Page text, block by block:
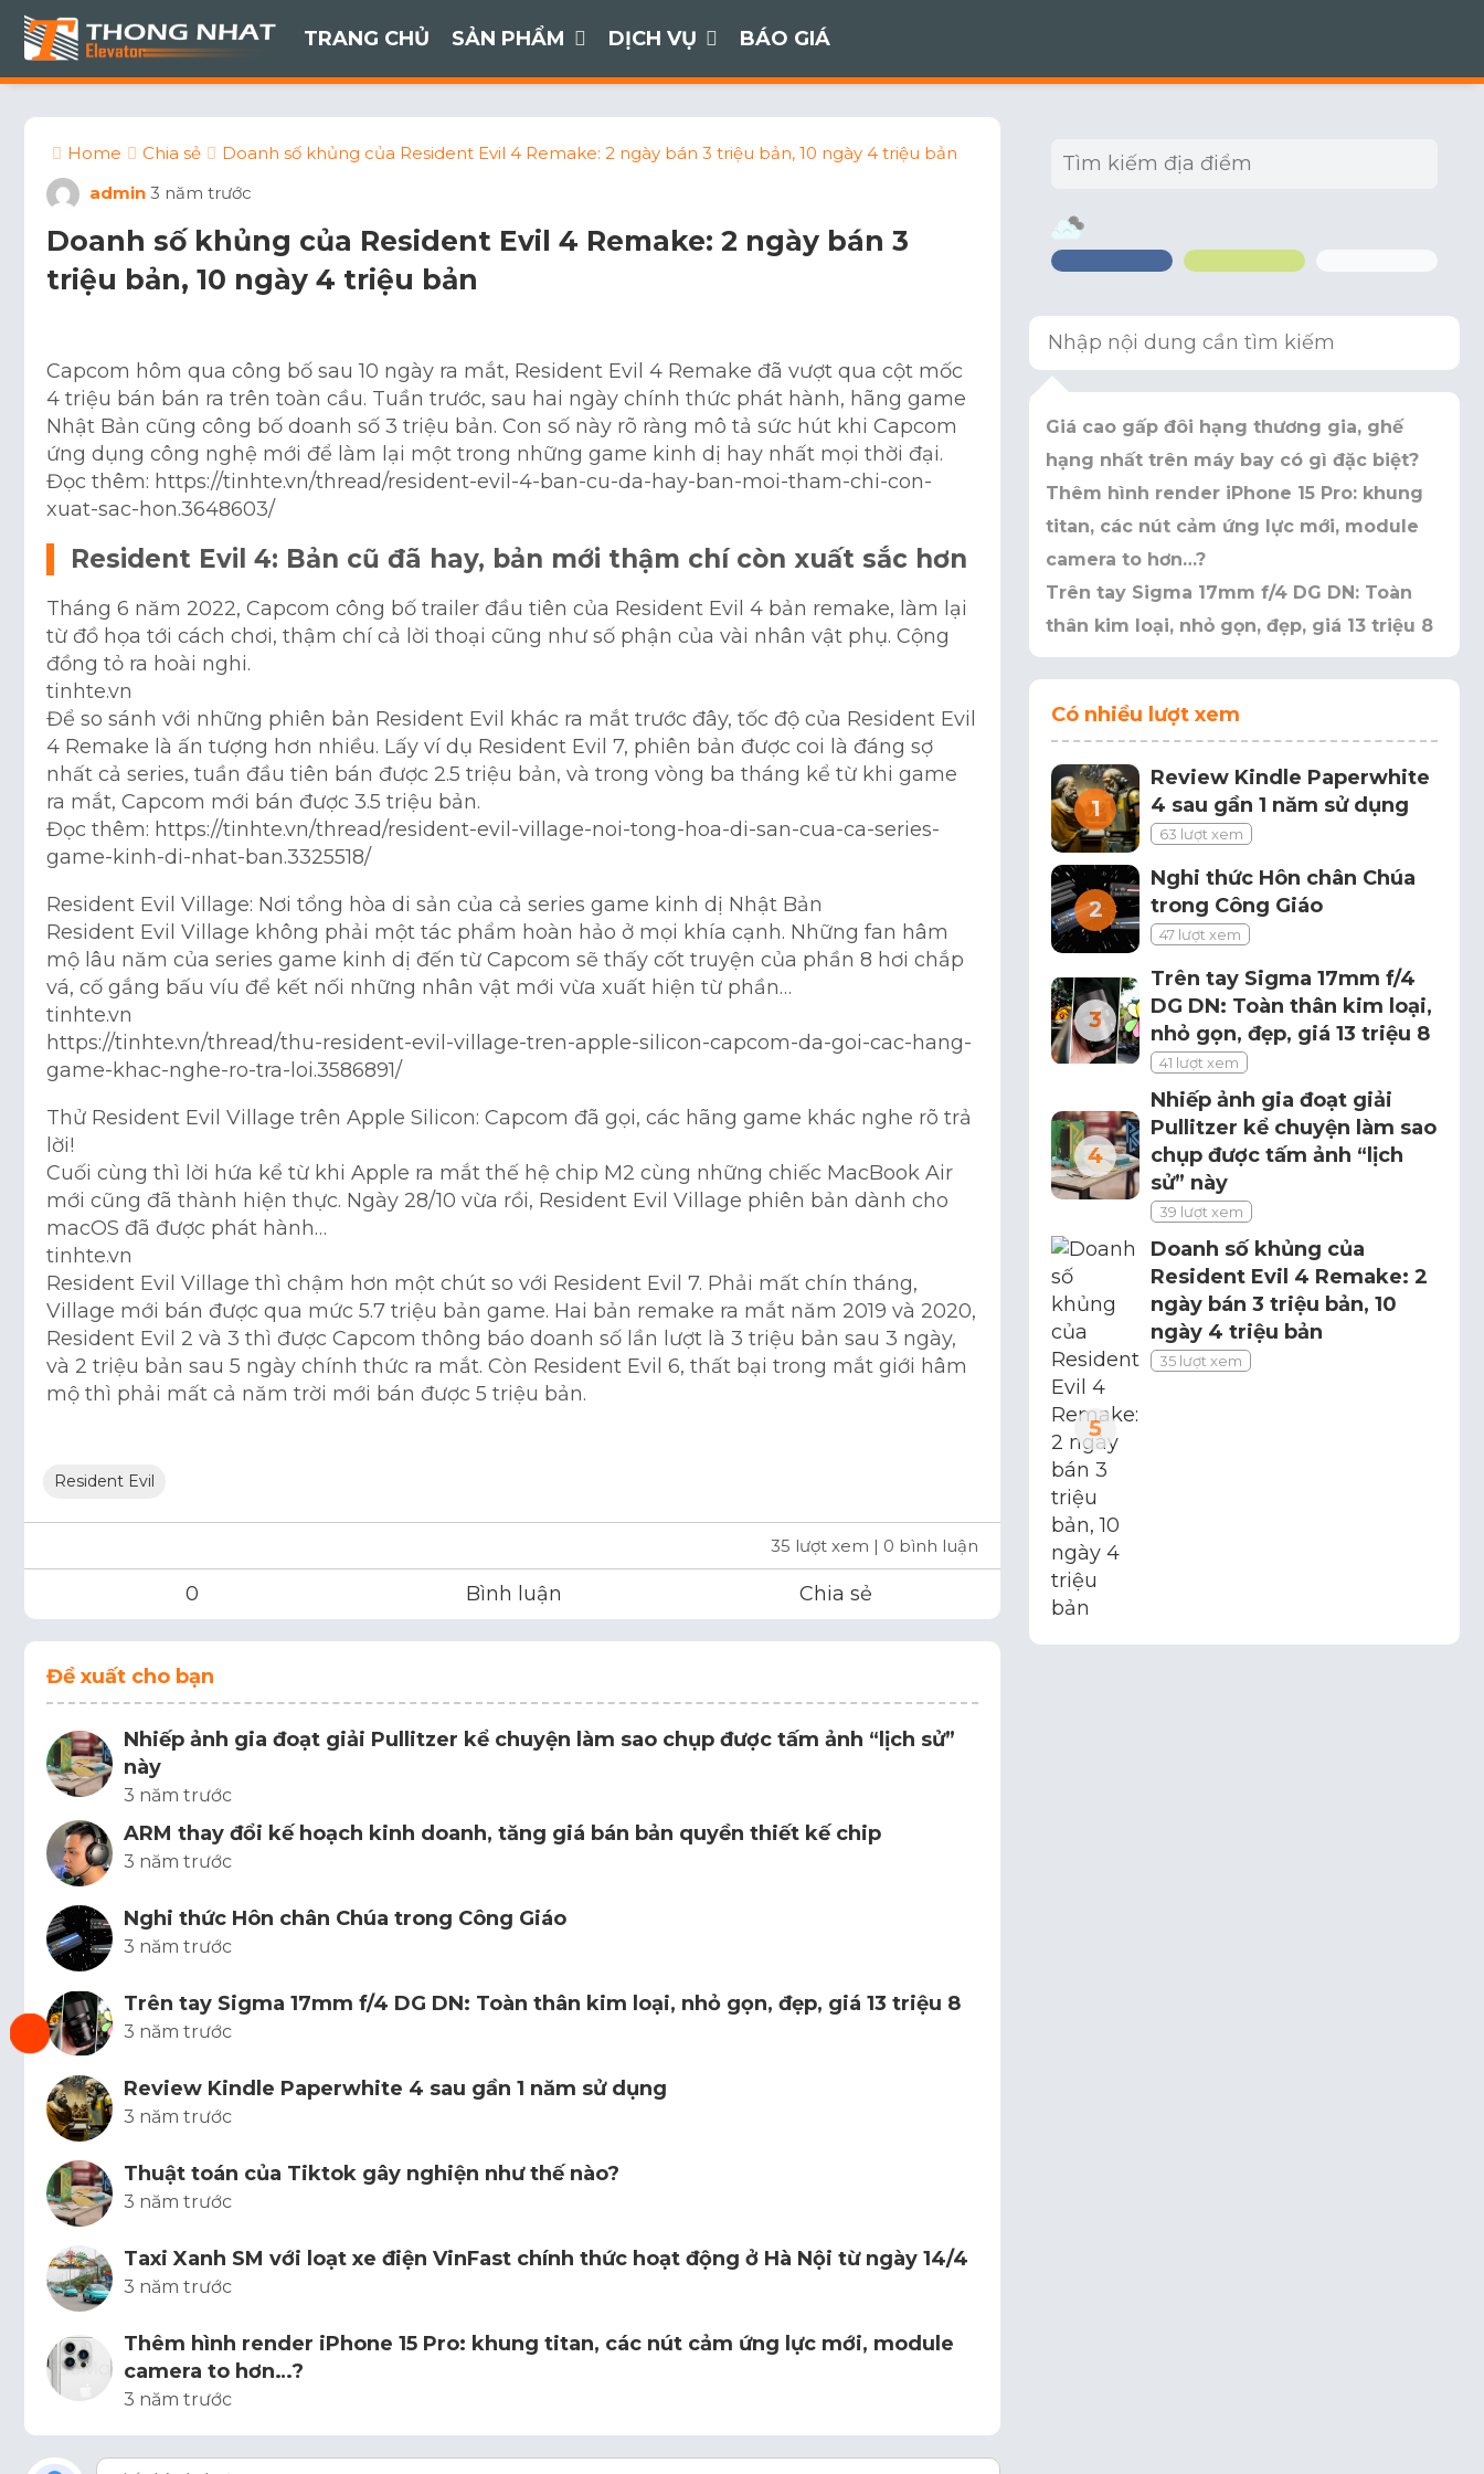
TRANG CHỦ SẢN PHẨM DỊCH VỤ BÁO GIÁ
Home Chia sẻ
Doanh số khủng của Resident Evil 4 Remake: 2 ngày bán 3 triệu bản, 10 ngày 4 triệu bản
admin 3 năm trước
Doanh số khủng của Resident Evil 4 Remake: 2 ngày bán 3
triệu bản, 10 ngày 4 triệu bản
Capcom hôm qua công bố sau 10 ngày ra mắt, Resident Evil 4 Remake đã vượt qua cột mốc
4 triệu bán bán ra trên toàn cầu. Tuần trước, sau hai ngày chính thức phát hành, hãng game
Nhật Bản cũng công bố doanh số 3 triệu bản. Con số này rõ ràng mô tả sức hút khi Capcom
ứng dụng công nghệ mới để làm lại một trong những game kinh dị hay nhất mọi thời đại.
Đọc thêm: https://tinhte.vn/thread/resident-evil-4-ban-cu-da-hay-ban-moi-tham-chi-con-
xuat-sac-hon.3648603/
Resident Evil 4: Bản cũ đã hay, bản mới thậm chí còn xuất sắc hơn
Tháng 6 năm 2022, Capcom công bố trailer đầu tiên của Resident Evil 4 bản remake, làm lại
từ đồ họa tới cách chơi, thậm chí cả lời thoại cũng như số phận của vài nhân vật phụ. Cộng
đồng tỏ ra hoài nghi.
tinhte.vn
Để so sánh với những phiên bản Resident Evil khác ra mắt trước đây, tốc độ của Resident Evil
4 Remake là ấn tượng hơn nhiều. Lấy ví dụ Resident Evil 7, phiên bản được coi là đáng sợ
nhất cả series, tuần đầu tiên bán được 2.5 triệu bản, và trong vòng ba tháng kể từ khi game
ra mắt, Capcom mới bán được 3.5 triệu bản.
Đọc thêm: https://tinhte.vn/thread/resident-evil-village-noi-tong-hoa-di-san-cua-ca-series-
game-kinh-di-nhat-ban.3325518/
Resident Evil Village: Nơi tổng hòa di sản của cả series game kinh dị Nhật Bản
Resident Evil Village không phải một tác phẩm hoàn hảo ở mọi khía cạnh. Những fan hâm
mộ lâu năm của series game kinh dị đến từ Capcom sẽ thấy cốt truyện của phần 8 hơi chắp
vá, cố gắng bấu víu để kết nối những nhân vật mới vừa xuất hiện từ phần…
tinhte.vn
https://tinhte.vn/thread/thu-resident-evil-village-tren-apple-silicon-capcom-da-goi-cac-hang-
game-khac-nghe-ro-tra-loi.3586891/
Thử Resident Evil Village trên Apple Silicon: Capcom đã gọi, các hãng game khác nghe rõ trả
lời!
Cuối cùng thì lời hứa kể từ khi Apple ra mắt thế hệ chip M2 cùng những chiếc MacBook Air
mới cũng đã thành hiện thực. Ngày 28/10 vừa rồi, Resident Evil Village phiên bản dành cho
macOS đã được phát hành…
tinhte.vn
Resident Evil Village thì chậm hơn một chút so với Resident Evil 7. Phải mất chín tháng,
Village mới bán được qua mức 5.7 triệu bản game. Hai bản remake ra mắt năm 2019 và 2020,
Resident Evil 2 và 3 thì được Capcom thông báo doanh số lần lượt là 3 triệu bản sau 3 ngày,
và 2 triệu bản sau 5 ngày chính thức ra mắt. Còn Resident Evil 6, thất bại trong mắt giới hâm
mộ thì phải mất cả năm trời mới bán được 5 triệu bản.
Resident Evil
35 lượt xem | 0 bình luận
0 Bình luận Chia sẻ
Đề xuất cho bạn
Nhiếp ảnh gia đoạt giải Pullitzer kể chuyện làm sao chụp được tấm ảnh “lịch sử”
này
3 năm trước
ARM thay đổi kế hoạch kinh doanh, tăng giá bán bản quyền thiết kế chip
3 năm trước
Nghi thức Hôn chân Chúa trong Công Giáo
3 năm trước
Trên tay Sigma 17mm f/4 DG DN: Toàn thân kim loại, nhỏ gọn, đẹp, giá 13 triệu 8
3 năm trước
Review Kindle Paperwhite 4 sau gần 1 năm sử dụng
3 năm trước
Thuật toán của Tiktok gây nghiện như thế nào?
3 năm trước
Taxi Xanh SM với loạt xe điện VinFast chính thức hoạt động ở Hà Nội từ ngày 14/4
3 năm trước
Thêm hình render iPhone 15 Pro: khung titan, các nút cảm ứng lực mới, module
camera to hơn…?
3 năm trước
Giá cao gấp đôi hạng thương gia, ghế
hạng nhất trên máy bay có gì đặc biệt?
Thêm hình render iPhone 15 Pro: khung
titan, các nút cảm ứng lực mới, module
camera to hơn…?
Trên tay Sigma 17mm f/4 DG DN: Toàn
thân kim loại, nhỏ gọn, đẹp, giá 13 triệu 8
Có nhiều lượt xem
Review Kindle Paperwhite
4 sau gần 1 năm sử dụng
63 lượt xem
Nghi thức Hôn chân Chúa
trong Công Giáo
47 lượt xem
Trên tay Sigma 17mm f/4
DG DN: Toàn thân kim loại,
nhỏ gọn, đẹp, giá 13 triệu 8
41 lượt xem
Nhiếp ảnh gia đoạt giải
Pullitzer kể chuyện làm sao
chụp được tấm ảnh “lịch
sử” này
39 lượt xem
Doanh số khủng của
Resident Evil 4 Remake: 2
ngày bán 3 triệu bản, 10
ngày 4 triệu bản
35 lượt xem